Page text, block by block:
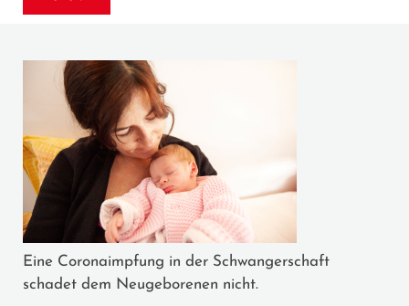
Eine Coronaimpfung in der Schwangerschaft
schadet dem Neugeborenen nicht.